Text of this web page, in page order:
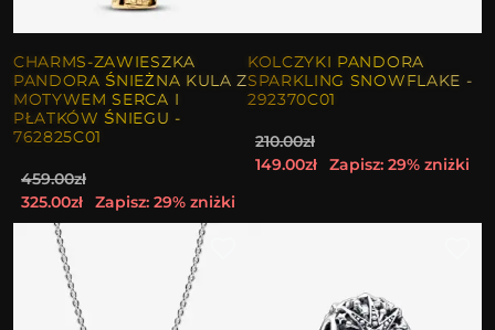
CHARMS-ZAWIESZKA
PANDORA ŚNIEŻNA KULA Z
MOTYWEM SERCA I
PŁATKÓW ŚNIEGU -
762825C01
459.00zł
325.00zł
Zapisz: 29% zniżki
KOLCZYKI PANDORA
SPARKLING SNOWFLAKE -
292370C01
210.00zł
149.00zł
Zapisz: 29% zniżki